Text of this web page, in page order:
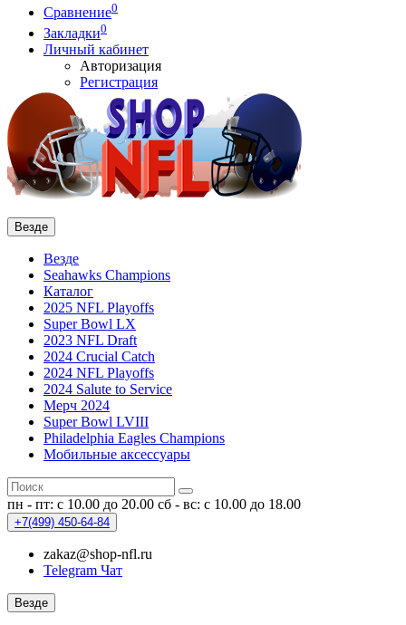
Сравнение0
Закладки0
Личный кабинет
Авторизация
Регистрация
Везде
Везде
Seahawks Champions
Каталог
2025 NFL Playoffs
Super Bowl LX
2023 NFL Draft
2024 Crucial Catch
2024 NFL Playoffs
2024 Salute to Service
Мерч 2024
Super Bowl LVIII
Philadelphia Eagles Champions
Мобильные аксессуары
пн - пт: с 10.00 до 20.00 сб - вс: с 10.00 до 18.00
+7(499) 450-64-84
zakaz@shop-nfl.ru
Telegram Чат
Везде